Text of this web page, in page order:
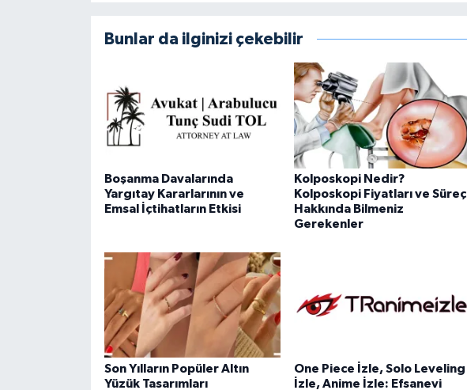
Bunlar da ilginizi çekebilir
Boşanma Davalarında
Yargıtay Kararlarının ve
Emsal İçtihatların Etkisi
Kolposkopi Nedir?
Kolposkopi Fiyatları ve Süreç
Hakkında Bilmeniz
Gerekenler
Son Yılların Popüler Altın
Yüzük Tasarımları
One Piece İzle, Solo Leveling
İzle, Anime İzle: Efsanevi